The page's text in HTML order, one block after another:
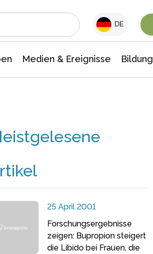
DE
Medien & Ereignisse Bildung
25 April 2001
Forschungsergebnisse
zeigen: Bupropion steigert
die Libido bei Frauen, die